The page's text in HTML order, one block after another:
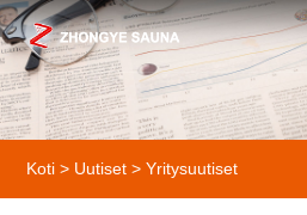
Koti > Uutiset >Yritysuutiset